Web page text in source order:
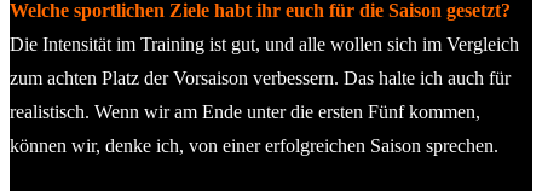
Welche sportlichen Ziele habt ihr euch für die Saison gesetzt?
Die Intensität im Training ist gut, und alle wollen sich im Vergleich
zum achten Platz der Vorsaison verbessern. Das halte ich auch für
realistisch. Wenn wir am Ende unter die ersten Fünf kommen,
können wir, denke ich, von einer erfolgreichen Saison sprechen.